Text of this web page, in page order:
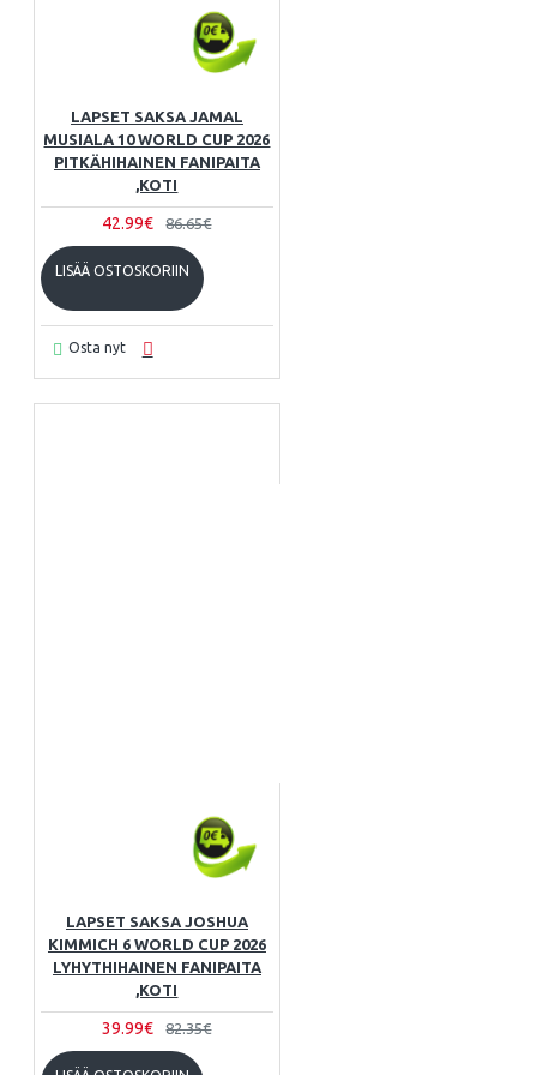
LAPSET SAKSA JAMAL
MUSIALA 10 WORLD CUP 2026
PITKÄHIHAINEN FANIPAITA
,KOTI
42.99€ 86.65€
LISÄÄ OSTOSKORIIN
Osta nyt
LAPSET SAKSA JOSHUA
KIMMICH 6 WORLD CUP 2026
LYHYTHIHAINEN FANIPAITA
,KOTI
39.99€ 82.35€